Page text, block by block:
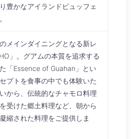
豊かなアイランドビュッフェ
メインダイニングとなる新レ
」。グアムの本質を追求する
「Essence of Guahan」とい
プトを食事の中でも体験いた
から、伝統的なチャモロ料理
受けた郷土料理など、朝から
縮された料理をご提供しま